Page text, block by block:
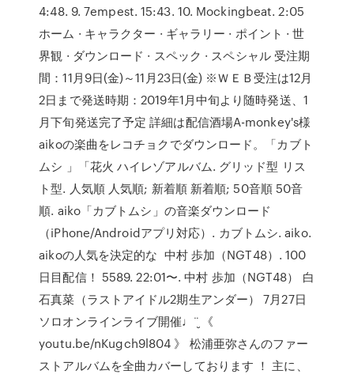
4:48. 9. 7empest. 15:43. 10. Mockingbeat. 2:05
ホーム · キャラクター · ギャラリー · ポイント · 世
界観 · ダウンロード · スペック · スペシャル 受注期
間：11月9日(金)～11月23日(金) ※ＷＥＢ受注は12月
2日まで発送時期：2019年1月中旬より随時発送、1
月下旬発送完了予定 詳細は配信酒場A-monkey's様
aikoの楽曲をレコチョクでダウンロード。「カブト
ムシ 」「花火 ハイレゾアルバム. グリッド型 リス
ト型. 人気順 人気順; 新着順 新着順; 50音順 50音
順. aiko「カブトムシ」の音楽ダウンロード
（iPhone/Androidアプリ対応）. カブトムシ. aiko.
aikoの人気を決定的な 中村 歩加（NGT48）. 100
日目配信！ 5589. 22:01〜. 中村 歩加（NGT48） 白
石真菜（ラストアイドル2期生アンダー） 7月27日
ソロオンラインライブ開催♩¨̮ 《
youtu.be/nKugch9l804 》 松浦亜弥さんのファー
ストアルバムを全曲カバーしております ‪！‬ 主に、